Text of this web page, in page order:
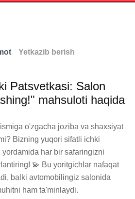
Yetkazib berish
Patsvetkasi: Salon
mahsuloti haqida
o'zgacha joziba va shaxsiyat
Bizning yuqori sifatli ichki
har bir safaringizni
💫 Bu yoritgichlar nafaqat
balki avtomobilingiz salonida
ham ta'minlaydi.